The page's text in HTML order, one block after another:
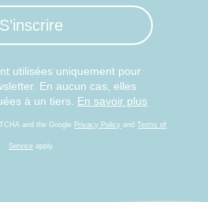
S’inscrire
utilisées uniquement pour
En aucun cas, elles
à un tiers. En savoir plus
and the Google Privacy Policy andTerms of
Serviceapply.